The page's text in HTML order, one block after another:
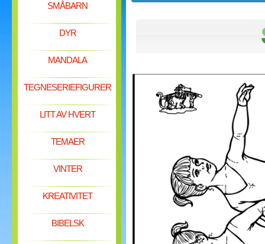
SMÅBARN
DYR
MANDALA
TEGNESERIEFIGURER
LITT AV HVERT
TEMAER
VINTER
KREATIVITET
BIBELSK